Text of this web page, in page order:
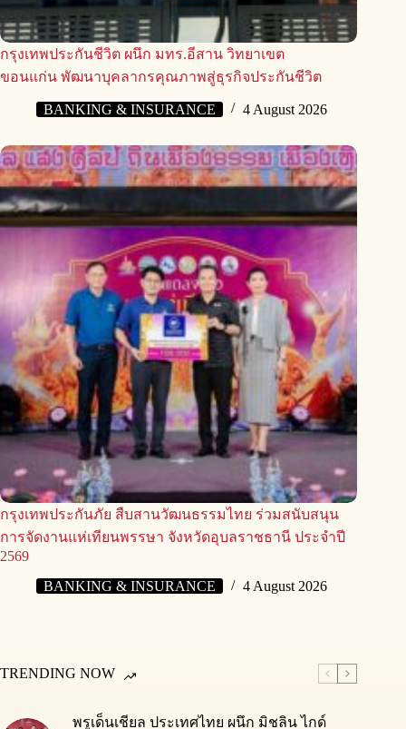
กรุงเทพประกันชีวิต ผนึก มทร.อีสาน วิทยาเขต
ขอนแก่น พัฒนาบุคลากรคุณภาพสู่ธุรกิจประกันชีวิต
BANKING & INSURANCE 4 August 2026
กรุงเทพประกันภัย สืบสานวัฒนธรรมไทย ร่วมสนับสนุน
การจัดงานแห่เทียนพรรษา จังหวัดอุบลราชธานี ประจำปี
2569
BANKING & INSURANCE
4 August 2026
TRENDING NOW
พรูเด็นเชียล ประเทศไทย ผนึก มิชลิน ไกด์